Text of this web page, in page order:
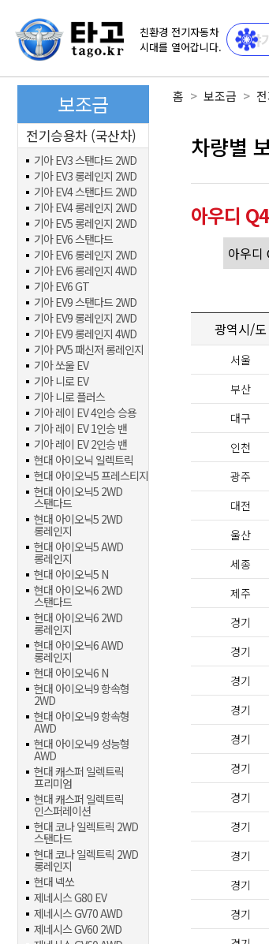
친환경 전기자동차
시대를 열어갑니다.
홈 보조금
보조금
전기승용차 (국산차)
기아 EV3 스탠다드 2WD
기아 EV3 롱레인지 2WD
기아 EV4 스탠다드 2WD
기아 EV4 롱레인지 2WD
기아 EV5 롱레인지 2WD
기아 EV6 스탠다드
기아 EV6 롱레인지 2WD
기아 EV6 롱레인지 4WD
기아 EV6 GT
기아 EV9 스탠다드 2WD
기아 EV9 롱레인지 2WD
기아 EV9 롱레인지 4WD
기아 PV5 패신저 롱레인지
기아 쏘울 EV
기아 니로 EV
기아 니로 플러스
기아 레이 EV 4인승 승용
기아 레이 EV 1인승 밴
기아 레이 EV 2인승 밴
현대 아이오닉 일렉트릭
현대 아이오닉5 프레스티지
현대 아이오닉5 2WD
스탠다드
현대 아이오닉5 2WD
롱레인지
현대 아이오닉5 AWD
롱레인지
현대 아이오닉5 N
현대 아이오닉6 2WD
스탠다드
현대 아이오닉6 2WD
롱레인지
현대 아이오닉6 AWD
롱레인지
현대 아이오닉6 N
현대 아이오닉9 항속형
2WD
현대 아이오닉9 항속형
AWD
현대 아이오닉9 성능형
AWD
현대 캐스퍼 일렉트릭
프리미엄
현대 캐스퍼 일렉트릭
인스퍼레이션
현대 코나 일렉트릭 2WD
스탠다드
현대 코나 일렉트릭 2WD
롱레인지
현대 넥쏘
제네시스 G80 EV
제네시스 GV70 AWD
제네시스 GV60 2WD
차량별
아우디
광역시/도
서울
부산
대구
인천
광주
대전
울산
세종
제주
경기
경기
경기
경기
경기
경기
경기
경기
경기
경기
경기